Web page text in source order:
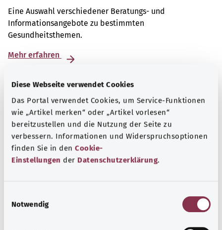
Diese Webseite verwendet Cookies
Das Portal verwendet Cookies, um Service-Funktionen
wie „Artikel merken“ oder „Artikel vorlesen“
bereitzustellen und die Nutzung der Seite zu
verbessern. Informationen und Widerspruchsoptionen
finden Sie in den Cookie-
Einstellungen der Datenschutzerklärung.
Notwendig
Eine Auswahl verschiedener Beratungs- und
Informationsangebote zu bestimmten
Gesundheitsthemen.
Mehr erfahren